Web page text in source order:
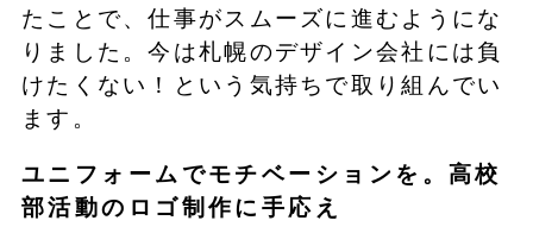
たことで、仕事がスムーズに進むようにな
りました。今は札幌のデザイン会社には負
けたくない！という気持ちで取り組んでい
ます。
ユニフォームでモチベーションを。高校
部活動のロゴ制作に手応え